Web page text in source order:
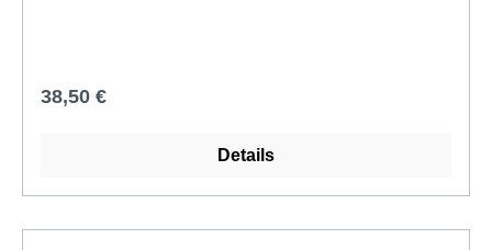
Regulärer Preis:
38,50 €
Details